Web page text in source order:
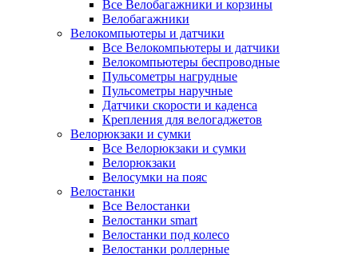
Все Велобагажники и корзины
Велобагажники
Велокомпьютеры и датчики
Все Велокомпьютеры и датчики
Велокомпьютеры беспроводные
Пульсометры нагрудные
Пульсометры наручные
Датчики скорости и каденса
Крепления для велогаджетов
Велорюкзаки и сумки
Все Велорюкзаки и сумки
Велорюкзаки
Велосумки на пояс
Велостанки
Все Велостанки
Велостанки smart
Велостанки под колесо
Велостанки роллерные